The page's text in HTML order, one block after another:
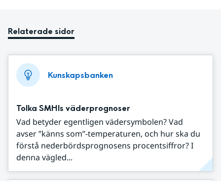
Relaterade sidor
Kunskapsbanken
Tolka SMHIs väderprognoser
Vad betyder egentligen vädersymbolen? Vad
avser ”känns som”-temperaturen, och hur ska du
förstå nederbördsprognosens procentsiffror? I
denna vägled...